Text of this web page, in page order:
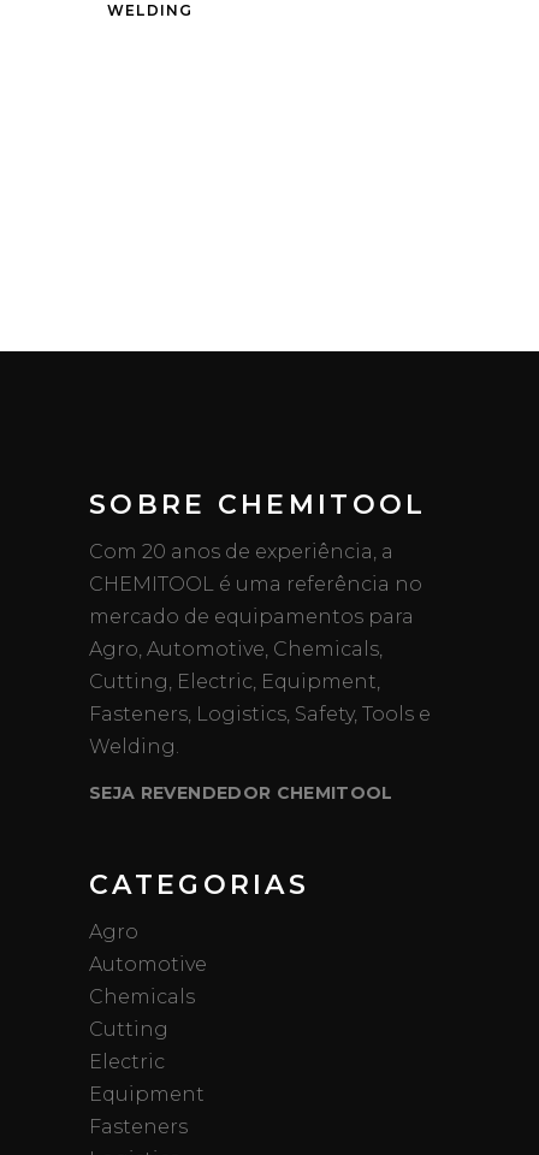
WELDING
SOBRE CHEMITOOL
Com 20 anos de experiência, a
CHEMITOOL é uma referência no
mercado de equipamentos para
Agro, Automotive, Chemicals,
Cutting, Electric, Equipment,
Fasteners, Logistics, Safety, Tools e
Welding.
SEJA REVENDEDOR CHEMITOOL
CATEGORIAS
Agro
Automotive
Chemicals
Cutting
Electric
Equipment
Fasteners